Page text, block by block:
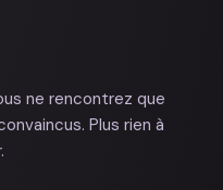
ne rencontrez que
Plus rien à